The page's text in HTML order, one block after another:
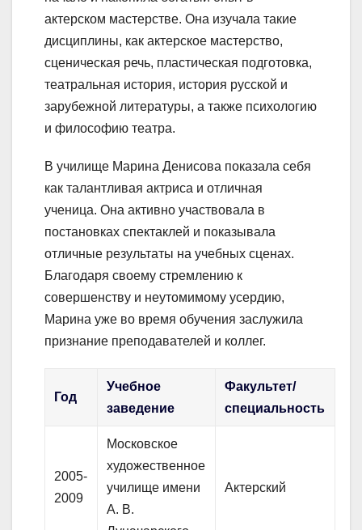
актерском мастерстве. Она изучала такие
дисциплины, как актерское мастерство,
сценическая речь, пластическая подготовка,
театральная история, история русской и
зарубежной литературы, а также психологию
и философию театра.
В училище Марина Денисова показала себя
как талантливая актриса и отличная
ученица. Она активно участвовала в
постановках спектаклей и показывала
отличные результаты на учебных сценах.
Благодаря своему стремлению к
совершенству и неутомимому усердию,
Марина уже во время обучения заслужила
признание преподавателей и коллег.
Год
Учебное
заведение
Факультет/
специальность
2005-
2009
Московское
художественное
училище имени
А. В.
Актерский